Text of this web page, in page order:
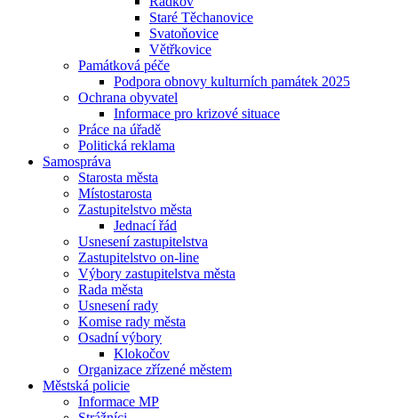
Staré Těchanovice
Svatoňovice
Větřkovice
Památková péče
Podpora obnovy kulturních památek 2025
Ochrana obyvatel
Informace pro krizové situace
Práce na úřadě
Politická reklama
Samospráva
Starosta města
Místostarosta
Zastupitelstvo města
Jednací řád
Usnesení zastupitelstva
Zastupitelstvo on-line
Výbory zastupitelstva města
Rada města
Usnesení rady
Komise rady města
Osadní výbory
Klokočov
Organizace zřízené městem
Městská policie
Informace MP